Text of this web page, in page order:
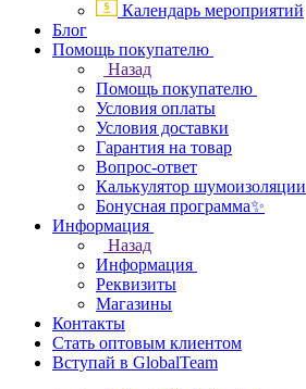
Календарь мероприятий
Блог
Помощь покупателю
Назад
Помощь покупателю
Условия оплаты
Условия доставки
Гарантия на товар
Вопрос-ответ
Калькулятор шумоизоляции
Бонусная программа✨
Информация
Назад
Информация
Реквизиты
Магазины
Контакты
Стать оптовым клиентом
Вступай в GlobalTeam